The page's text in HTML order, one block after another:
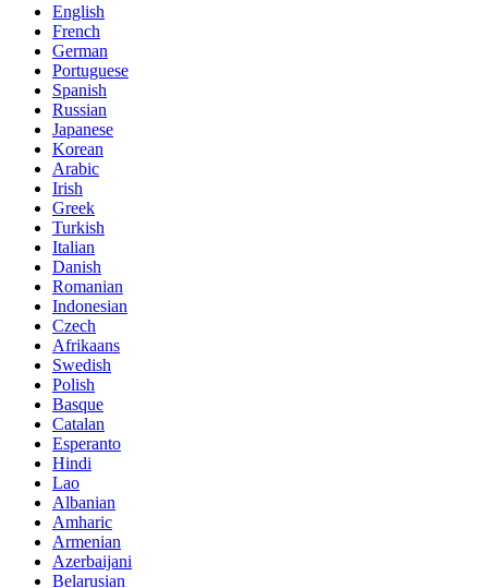
English
French
German
Portuguese
Spanish
Russian
Japanese
Korean
Arabic
Irish
Greek
Turkish
Italian
Danish
Romanian
Indonesian
Czech
Afrikaans
Swedish
Polish
Basque
Catalan
Esperanto
Hindi
Lao
Albanian
Amharic
Armenian
Azerbaijani
Belarusian